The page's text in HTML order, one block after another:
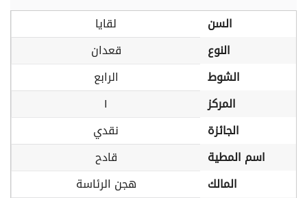
السن
لقايا
النوع
قعدان
الشوط
الرابع
المركز
١
الجائزة
نقدي
اسم المطية
قادح
المالك
هجن الرئاسة